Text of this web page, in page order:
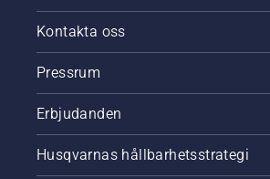
Kontakta oss
Pressrum
Erbjudanden
Husqvarnas hållbarhetsstrategi